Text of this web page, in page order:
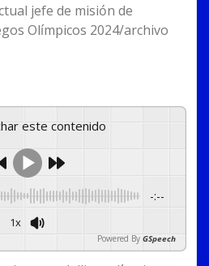
jefe de misión de
Olímpicos 2024/archivo
este contenido
-:--
1x
Powered By GSpeech